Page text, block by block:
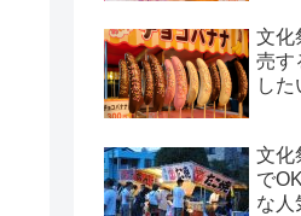
文化
売す
し
文化
で
な人